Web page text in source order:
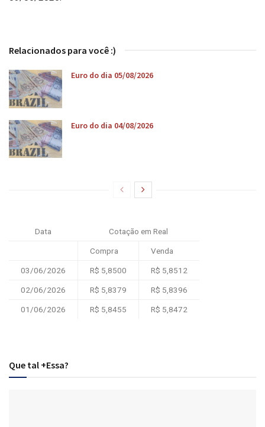
Relacionados para você :)
Euro do dia 05/08/2026
Euro do dia 04/08/2026
Data Cotação em Real
Compra Venda
03/06/2026 R$ 5,8500 R$ 5,8512
02/06/2026 R$ 5,8379 R$ 5,8396
01/06/2026 R$ 5,8455 R$ 5,8472
Que tal +Essa?